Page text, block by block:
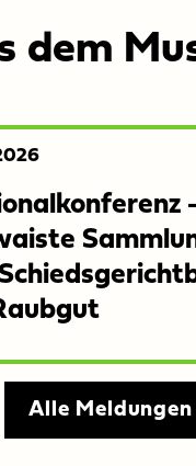
dem
Alle Meldungen